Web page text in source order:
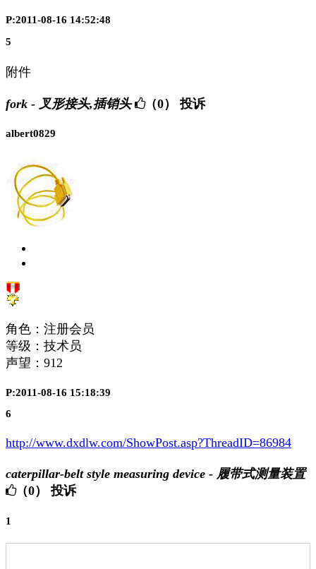
P:2011-08-16 14:52:48
5
附件
fork - 叉形接头,插销头 （0） 投诉
albert0829
角色：注册会员
等级：技术员
声望： 912
P:2011-08-16 15:18:39
6
http://www.dxdlw.com/ShowPost.asp?ThreadID=86984
caterpillar-belt style measuring device - 履带式测量装置
（0）
投诉
1